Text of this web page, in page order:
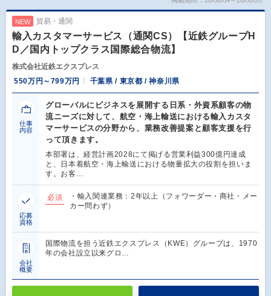
NEW 貿易・通関
輸入カスタマーサービス（通関CS）【近鉄グループH
D／国内トップクラス国際総合物流】
株式会社近鉄エクスプレス
550万円～799万円
千葉県 / 東京都 / 神奈川県
仕事
内容
グローバルにビジネスを展開する日系・外資系顧客の物
流ニーズに対して、航空・海上輸送における輸入カスタ
マーサービスの分野から、業務改善提案と顧客支援を行
って頂きます。
本部署は、経営計画2028にて掲げる営業利益300億円達成
と、日本着航空・海上輸送における物量拡大の役割を担いま
す。お客…
応募
資格
必須
・輸入関連業務：2年以上（フォワーダー・商社・メー
カー問わず）
会社
概要
国際物流を担う近鉄エクスプレス（KWE）グループは、1970
年の会社設立以来グロ…